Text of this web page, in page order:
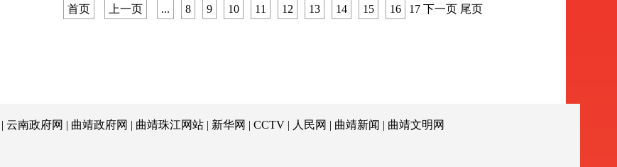
首页 上一页 ... 8 9 10 11 12 13 14 15 16 17 下一页 尾页
| 云南政府网 | 曲靖政府网 | 曲靖珠江网站 | 新华网 | CCTV | 人民网 | 曲靖新闻 | 曲靖文明网